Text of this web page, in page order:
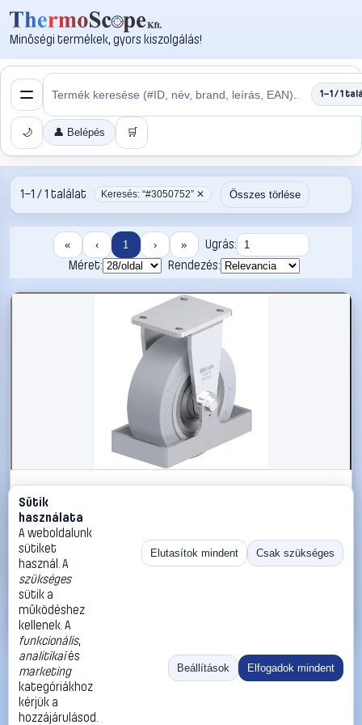
Minőségi termékek, gyors kiszolgálás!
1–1 / 1
🌙 👤 Belépés 🛒
1–1 / 1 találat Keresés: “#3050752” ✕ Összes törlése
« ‹ 1 › »
Ugrás:
Méret:
Rendezés:
Blickle 946552 BO-SE 202K-SG-FS Nagy teherbírású
rögzített kerék KerékØ: 200 mm Teherbírás (max.): 850
kg 1 db
Blickle Görgők, kerekek
168 990 Ft
Kosárba
«
Ugrás:
Méret:
Rendezés:
©2026
ÁSZF
Sütik
használata
A weboldalunk
sütiket
használ. A
szükséges
sütik a
működéshez
kellenek. A
funkcionális,
analitikaiés
marketing
kategóriákhoz
kérjük a
hozzájárulásod.
Elutasítok mindent Csak szükséges
Beállítások Elfogadok mindent